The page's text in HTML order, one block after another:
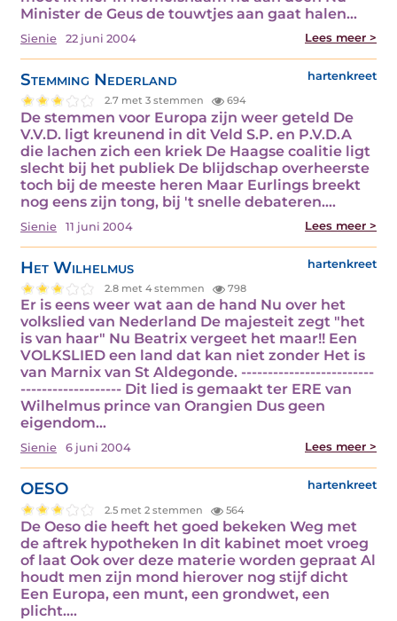
Minister de Geus de touwtjes aan gaat halen…
Sienie 22 juni 2004 Lees meer >
Stemming Nederland hartenkreet
2.7 met 3 stemmen 694
De stemmen voor Europa zijn weer geteld De
V.V.D. ligt kreunend in dit Veld S.P. en P.V.D.A
die lachen zich een kriek De Haagse coalitie ligt
slecht bij het publiek De blijdschap overheerste
toch bij de meeste heren Maar Eurlings breekt
nog eens zijn tong, bij 't snelle debateren.…
Sienie 11 juni 2004 Lees meer >
Het Wilhelmus hartenkreet
2.8 met 4 stemmen 798
Er is eens weer wat aan de hand Nu over het
volkslied van Nederland De majesteit zegt "het
is van haar" Nu Beatrix vergeet het maar!! Een
VOLKSLIED een land dat kan niet zonder Het is
van Marnix van St Aldegonde. -------------------------
------------------- Dit lied is gemaakt ter ERE van
Wilhelmus prince van Orangien Dus geen
eigendom…
Sienie 6 juni 2004 Lees meer >
OESO hartenkreet
2.5 met 2 stemmen 564
De Oeso die heeft het goed bekeken Weg met
de aftrek hypotheken In dit kabinet moet vroeg
of laat Ook over deze materie worden gepraat Al
houdt men zijn mond hierover nog stijf dicht
Een Europa, een munt, een grondwet, een
plicht.…